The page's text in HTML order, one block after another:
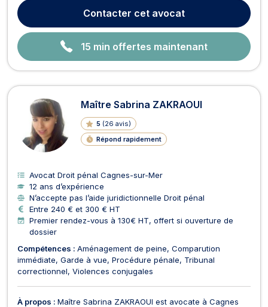
étrangers, droit des contrats, droit commercial et droit pénal.
En matière de recouvrement de créance, Maître...
Contacter cet avocat
15 min offertes maintenant
Maître Sabrina ZAKRAOUI
5 (26 avis)
Répond rapidement
Avocat Droit pénal Cagnes-sur-Mer
12 ans d’expérience
N’accepte pas l’aide juridictionnelle Droit pénal
Entre 240 € et 300 € HT
Premier rendez-vous à 130€ HT, offert si ouverture de
dossier
Compétences : Aménagement de peine Comparution
immédiate Garde à vue Procédure pénale
Tribunal
correctionnel Violences conjugales
À propos : Maître Sabrina ZAKRAOUI est avocate à Cagnes